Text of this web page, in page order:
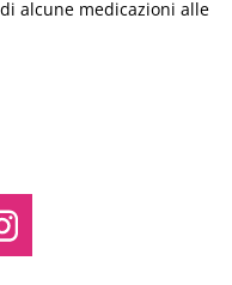
alcune medicazioni alle